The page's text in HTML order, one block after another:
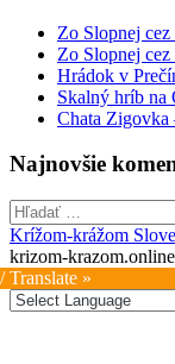
Zo Slopnej
Zo Slopnej
Hrádok v
Skalný hríb
Chata
Najnovšie
Hľadať:
Krížom-krážom
krizom-
Translate »